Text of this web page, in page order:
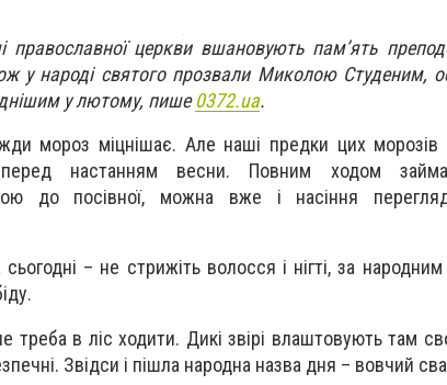
православної церкви вшановують пам’ять
у народі святого прозвали Миколою Студеним,
у лютому, пише0372.ua.
мороз міцнішає. Але наші предки цих
настанням весни. Повним ходом
до посівної, можна вже і насіння
– не стрижіть волосся і нігті, за
в ліс ходити. Дикі звірі влаштовують там
Звідси і пішла народна назва дня – вовчий